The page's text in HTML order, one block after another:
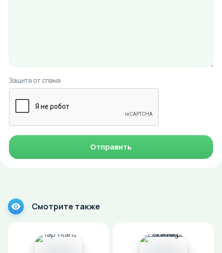
Защита от спама
Отправить
Смотрите также